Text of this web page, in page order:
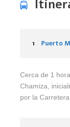
1 Puerto
Cerca de 1
Chamiza,
por la Carretera